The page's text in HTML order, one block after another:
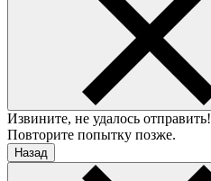
Извините, не удалось отправить!
Повторите попытку позже.
Назад